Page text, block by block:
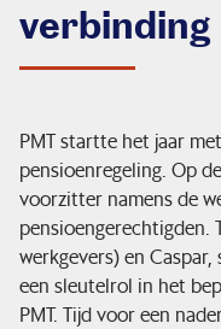
Organisatie
Financiële situatie
Nieuws & pers
Service & contact
verbinding
PMT startte het jaar
pensioenregeling. Op
voorzitter namens de
pensioengerechtigden.
werkgevers) en
een sleutelrol in het
PMT. Tijd voor een